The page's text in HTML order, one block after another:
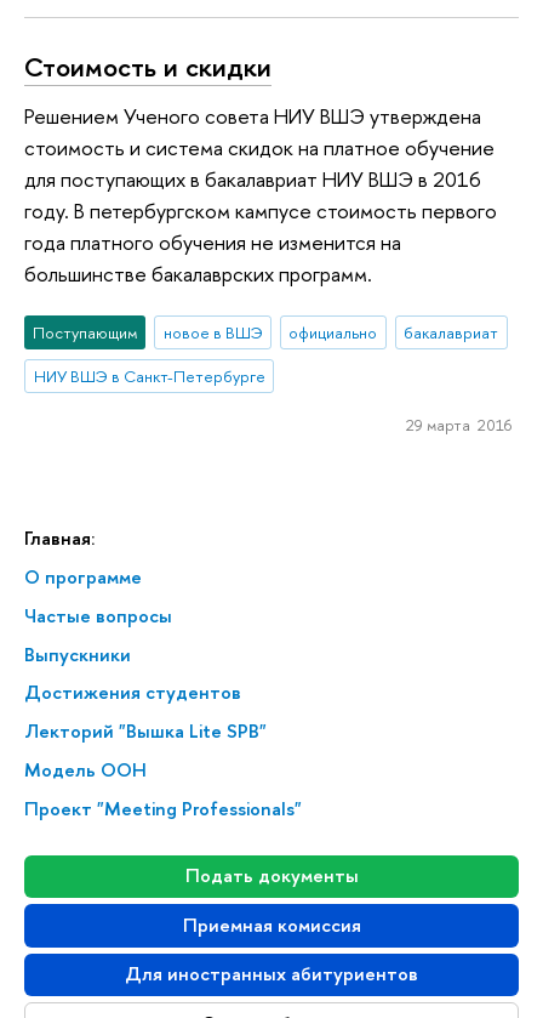
Главная:
О программе
Частые вопросы
Выпускники
Достижения студентов
Лекторий "Вышка Lite SPB"
Модель ООН
Проект "Meeting Professionals"
Подать документы
Приемная комиссия
Для иностранных абитуриентов
Стоимость и скидки
Решением Ученого совета НИУ ВШЭ утверждена
стоимость и система скидок на платное обучение
для поступающих в бакалавриат НИУ ВШЭ в 2016
году. В петербургском кампусе стоимость первого
года платного обучения не изменится на
большинстве бакалаврских программ.
Поступающим новое в ВШЭ официально
бакалавриат
НИУ ВШЭ в Санкт-Петербурге
29 марта 2016